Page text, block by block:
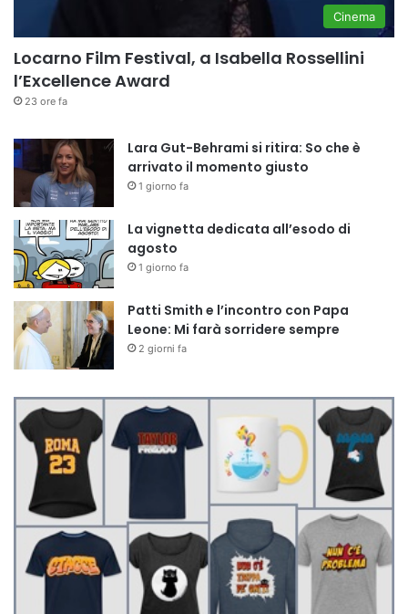
Cinema
Locarno Film Festival, a Isabella Rossellini
l’Excellence Award
23 ore fa
Lara Gut-Behrami si ritira: So che è
arrivato il momento giusto
1 giorno fa
La vignetta dedicata all’esodo di
agosto
1 giorno fa
Patti Smith e l’incontro con Papa
Leone: Mi farà sorridere sempre
2 giorni fa